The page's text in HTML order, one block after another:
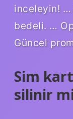
inceleyin! …
bedeli. …
Güncel
Sim
silinir